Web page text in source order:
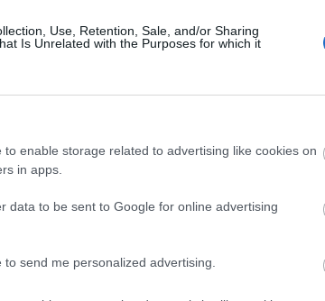
Use, Retention, Sale, and/or Sharing
Is Unrelated with the Purposes for which it
to enable storage related to advertising like cookies on
in apps.
data to be sent to Google for online advertising
send me personalized advertising.